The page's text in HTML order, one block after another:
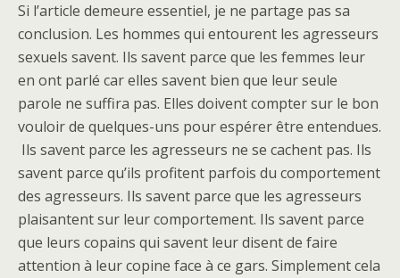
Si l’article demeure essentiel, je ne partage pas sa
conclusion. Les hommes qui entourent les agresseurs
sexuels savent. Ils savent parce que les femmes leur
en ont parlé car elles savent bien que leur seule
parole ne suffira pas. Elles doivent compter sur le bon
vouloir de quelques-uns pour espérer être entendues.
Ils savent parce les agresseurs ne se cachent pas. Ils
savent parce qu’ils profitent parfois du comportement
des agresseurs. Ils savent parce que les agresseurs
plaisantent sur leur comportement. Ils savent parce
que leurs copains qui savent leur disent de faire
attention à leur copine face à ce gars. Simplement cela